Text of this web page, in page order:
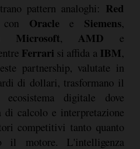
pattern analoghi: Red
con Oracle e Siemens,
Microsoft, AMD e
Ferrari si affida a IBM,
partnership, valutate in
di dollari, trasformano il
digitale dove
di calcolo e interpretazione
competitivi tanto quanto
il motore. L'intelligenza